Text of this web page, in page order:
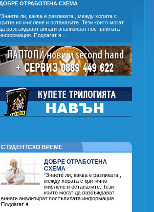
ОТРАБОТЕНА СХЕМА
ли, каква е разликата , между хората с
мислене и останалите. Тези които могат
да разсъждават винаги анализират постъпилата
Подлагат я ...
СТУДЕНТСКО ВРЕМЕ
ДОБРЕ ОТРАБОТЕНА
СХЕМА
“Знаете ли, каква е разликата ,
между хората с критично
мислене и останалите. Тези
които могат да разсъждават
винаги анализират постъпилата информация.
Подлагат я ...